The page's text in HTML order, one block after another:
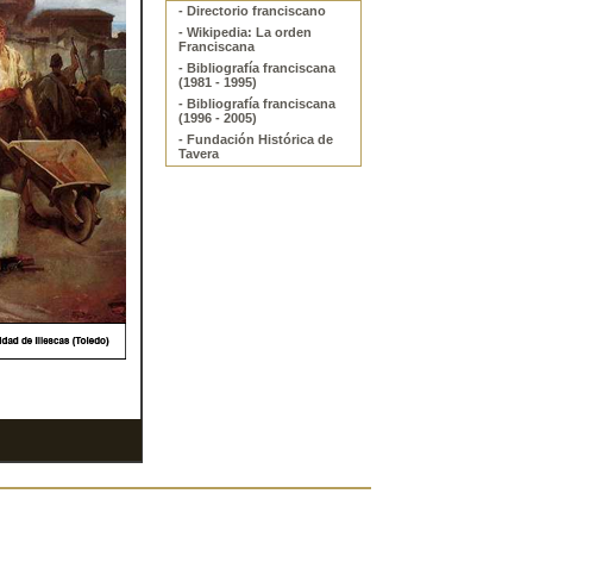
- Directorio franciscano
- Wikipedia: La orden
Franciscana
- Bibliografía franciscana
(1981 - 1995)
- Bibliografía franciscana
(1996 - 2005)
- Fundación Histórica de
Tavera